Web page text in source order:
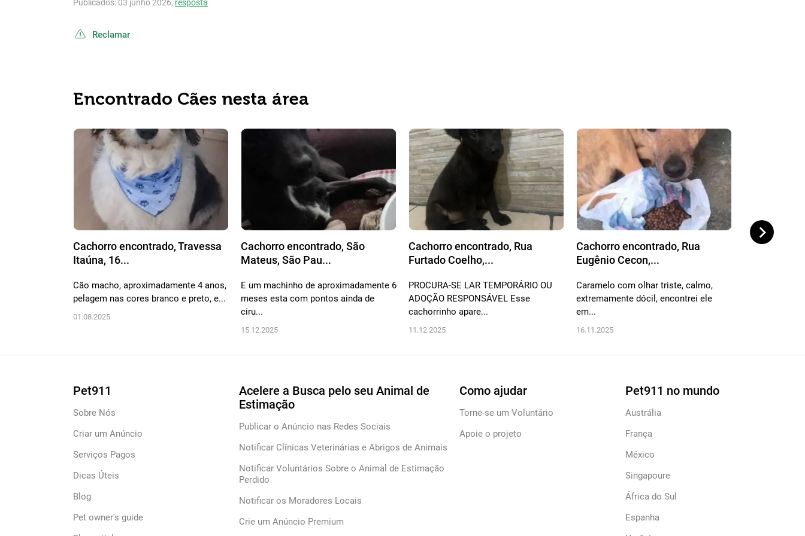
Publicados: 03 junho 2026, resposta
Reclamar
Encontrado Cães nesta área
Cachorro encontrado, Travessa
Itaúna, 16...
Cão macho, aproximadamente 4 anos,
pelagem nas cores branco e preto, e...
01.08.2025
Cachorro encontrado, São
Mateus, São Pau...
E um machinho de aproximadamente 6
meses esta com pontos ainda de
ciru...
15.12.2025
Cachorro encontrado, Rua
Furtado Coelho,...
PROCURA-SE LAR TEMPORÁRIO OU
ADOÇÃO RESPONSÁVEL Esse
cachorrinho apare...
11.12.2025
Cachorro encontrado, Rua
Eugênio Cecon,...
Caramelo com olhar triste, calmo,
extremamente dócil, encontrei ele
em...
16.11.2025
Cachorro
Pet911
Sobre Nós
Criar um Anúncio
Serviços Pagos
Dicas Úteis
Blog
Pet owner's guide
Acelere a Busca pelo seu Animal de
Estimação
Publicar o Anúncio nas Redes Sociais
Notificar Clínicas Veterinárias e Abrigos de Animais
Notificar Voluntários Sobre o Animal de Estimação
Perdido
Notificar os Moradores Locais
Crie um Anúncio Premium
Como ajudar
Torne-se um Voluntário
Apoie o projeto
Pet911 no mundo
Austrália
França
México
Singapoure
África do Sul
Espanha